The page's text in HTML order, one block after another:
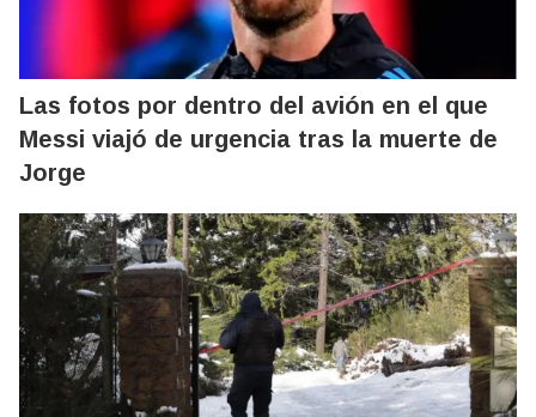
Las fotos por dentro del avión en el que
Messi viajó de urgencia tras la muerte de
Jorge